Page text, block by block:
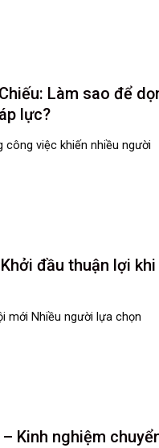
Làm sao để
lực?
công việc khiến nhiều người
đầu thuận lợi khi
mới Nhiều người lựa chọn
Kinh nghiệm